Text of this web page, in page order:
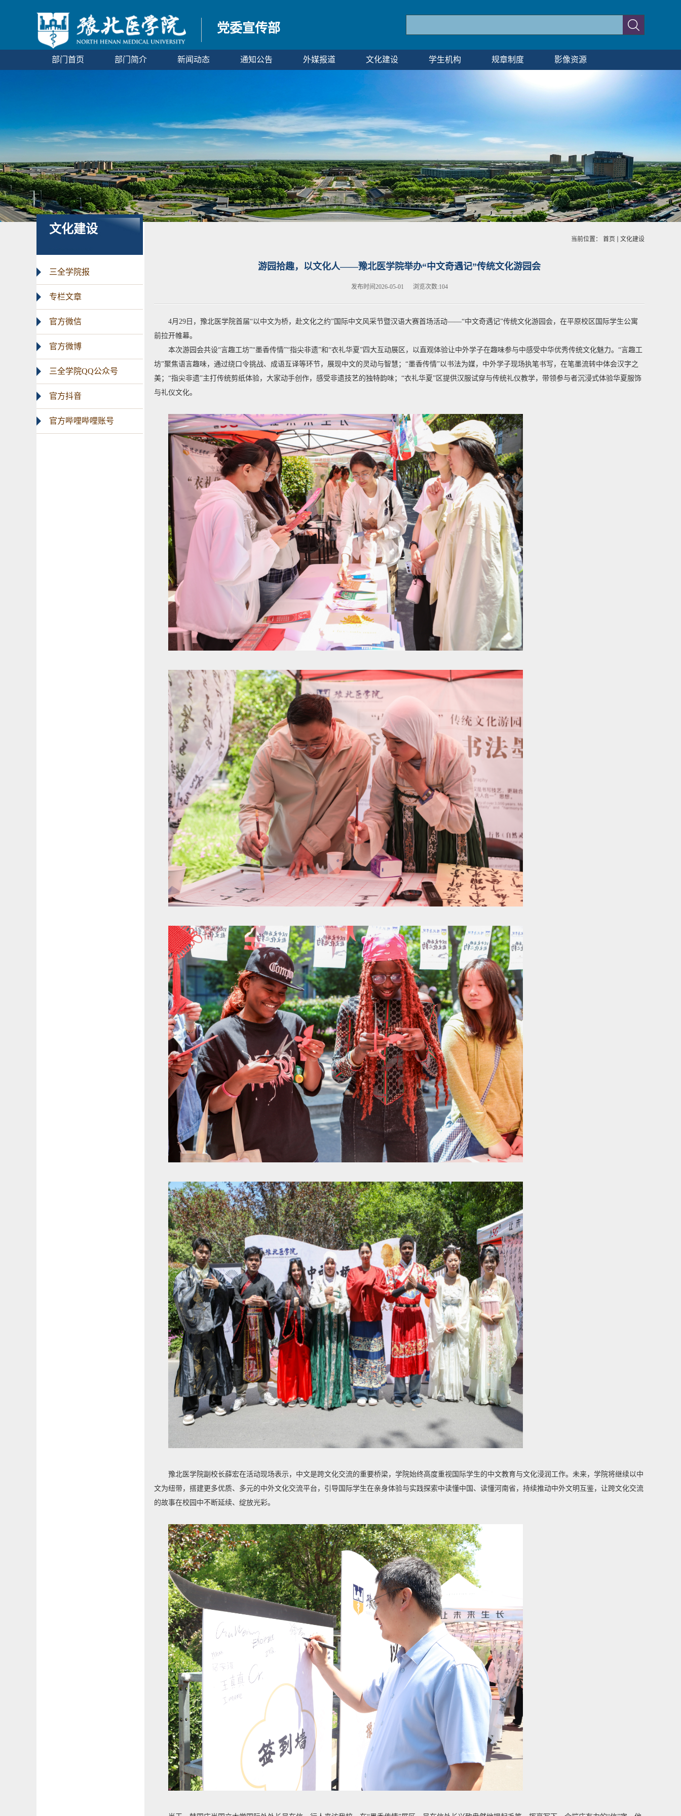
党委宣传部
部门首页 部门简介 新闻动态 通知公告 外媒报道 文化建设 学生机构 规章制度 影像资源
文化建设
三全学院报
专栏文章
官方微信
官方微博
三全学院QQ公众号
官方抖音
官方哔哩哔哩账号
当前位置： 首页 文化建设
游园拾趣，以文化人——豫北医学院举办“中文奇遇记”传统文化游园会
发布时间2026-05-01 浏览次数:104
4月29日，豫北医学院首届“以中文为桥，赴文化之约”国际中文风采节暨汉语大赛首场活动——“中文奇遇记”传统文化游园会，在平原校区国际学生公寓
前拉开帷幕。
本次游园会共设“言趣工坊”“墨香传情”“指尖非遗”和“衣礼华夏”四大互动展区，以直观体验让中外学子在趣味参与中感受中华优秀传统文化魅力。“言趣工
坊”聚焦语言趣味，通过绕口令挑战、成语互译等环节，展现中文的灵动与智慧；“墨香传情”以书法为媒，中外学子现场执笔书写，在笔墨流转中体会汉字之
美；“指尖非遗”主打传统剪纸体验，大家动手创作，感受非遗技艺的独特韵味；“衣礼华夏”区提供汉服试穿与传统礼仪教学，带领参与者沉浸式体验华夏服饰
与礼仪文化。
豫北医学院副校长薛宏在活动现场表示，中文是跨文化交流的重要桥梁，学院始终高度重视国际学生的中文教育与文化浸润工作。未来，学院将继续以中
文为纽带，搭建更多优质、多元的中外文化交流平台，引导国际学生在亲身体验与实践探索中读懂中国、读懂河南省，持续推动中外文明互鉴，让跨文化交流
的故事在校园中不断延续、绽放光彩。